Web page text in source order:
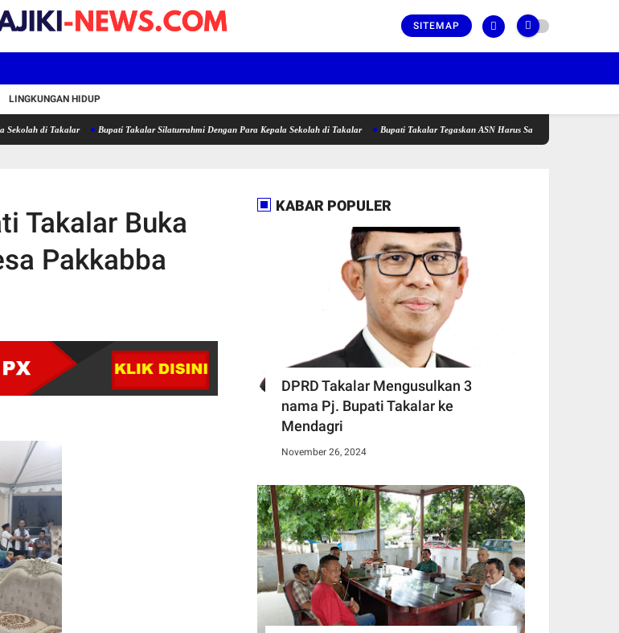
SITEMAP
LINGKUNGAN HIDUP
Takalar Bupati Takalar Silaturrahmi Dengan Para Kepala Sekolah di Takalar Bupati Takalar Tegaskan ASN Harus Satu Barisan dan Fokus Dalam
Takalar Buka
Pakkabba
KABAR POPULER
DPRD Takalar Mengusulkan 3
nama Pj. Bupati Takalar ke
Mendagri
November 26, 2024